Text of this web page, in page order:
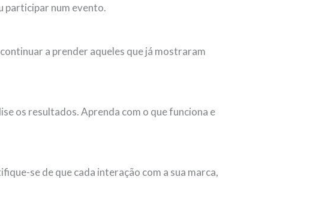
participar num evento.
a prender aqueles que já mostraram
os resultados. Aprenda com o que funciona e
se de que cada interação com a sua marca,